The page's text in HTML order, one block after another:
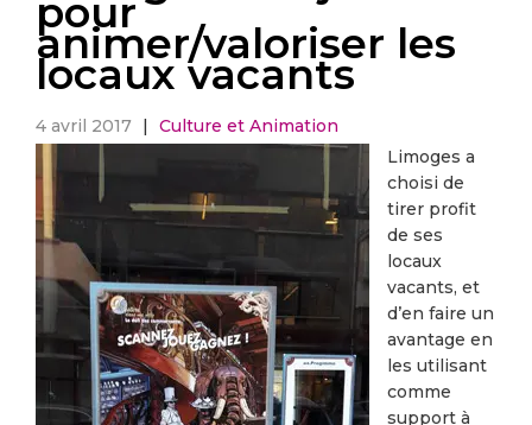
pour
animer/valoriser les
locaux vacants
4 avril 2017 |
Culture et Animation
Limoges a
choisi de
tirer profit
de ses
locaux
vacants, et
d’en faire un
avantage en
les utilisant
comme
support à